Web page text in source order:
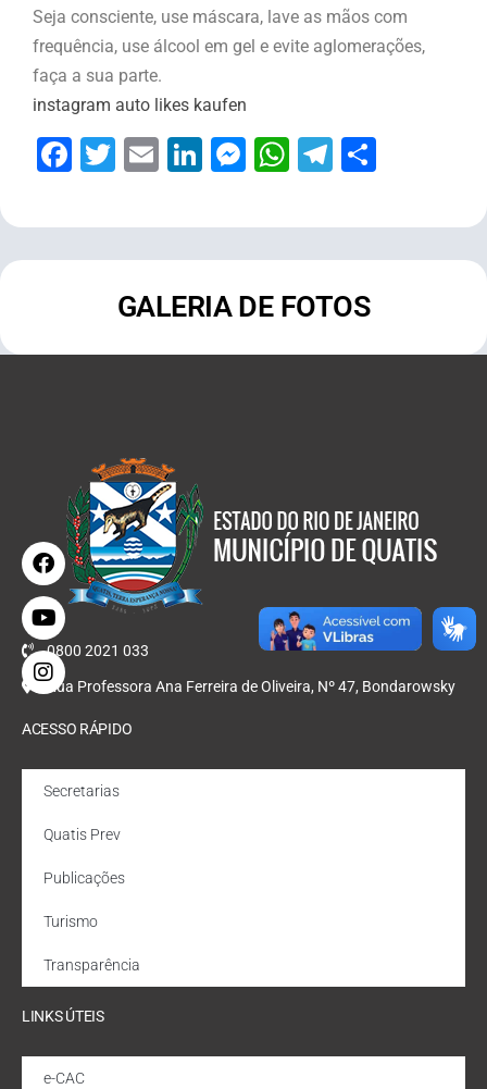
Seja consciente, use máscara, lave as mãos com
frequência, use álcool em gel e evite aglomerações,
faça a sua parte.
instagram auto likes kaufen
Facebook
Twitter
EmailLinkedIn
Messenger
WhatsApp
Telegram
GALERIA DE FOTOS
0800 2021 033
Rua Professora Ana Ferreira de Oliveira, Nº 47, Bondarowsky
ACESSO RÁPIDO
Secretarias
Quatis Prev
Publicações
Turismo
Transparência
LINKS ÚTEIS
e-CAC